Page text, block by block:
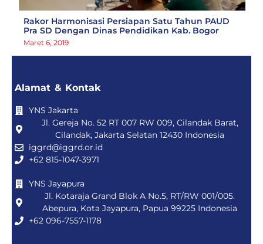
Rakor Harmonisasi Persiapan Satu Tahun PAUD
Pra SD Dengan Dinas Pendidikan Kab. Bogor
Maret 6, 2019
Alamat & Kontak
YNS Jakarta
Jl. Gereja No. 52 RT 007 RW 009, Cilandak Barat,
Cilandak, Jakarta Selatan 12430 Indonesia
iggrd@iggrd.or.id
+62 815-1047-3971
YNS Jayapura
Jl. Kotaraja Grand Blok A No.5, RT/RW 001/005.
Abepura, Kota Jayapura, Papua 99225 Indonesia
+62 096-7557-1178